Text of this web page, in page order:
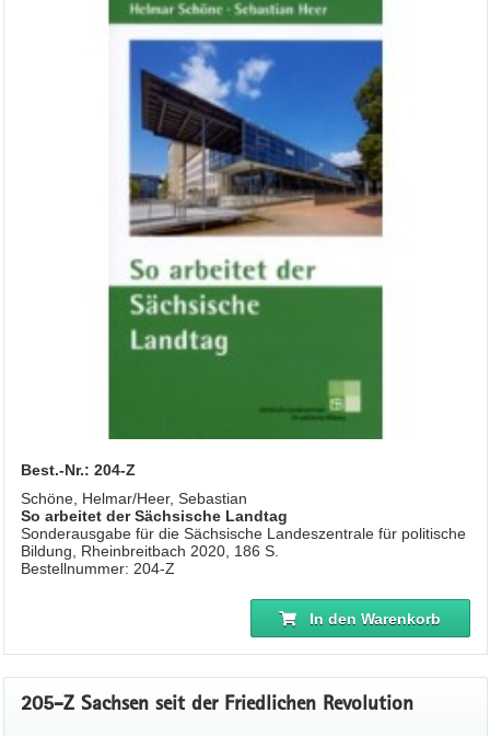
Best.-Nr.: 204-Z
Schöne, Helmar/Heer, Sebastian
So arbeitet der Sächsische Landtag
Sonderausgabe für die Sächsische Landeszentrale für politische
Bildung, Rheinbreitbach 2020, 186 S.
Bestellnummer: 204-Z
In den Warenkorb
205-Z Sachsen seit der Friedlichen Revolution